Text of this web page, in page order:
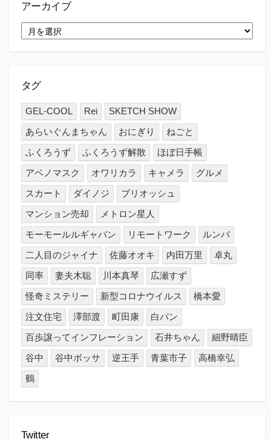
アーカイブ
ー
タグ
GEL-COOL Rei
SKETCH SHOW
あらいぐんまちゃん
おにぎり
ねごと
ふくろうず
ふくろうず解散
ほぼ日手帳
アベノマスク
オワリカラ キャメラ
グルメ
スカート
ダイノジ
ブリオッシュ
マンション売却
メトロン星人
モーモールルギャバン
リモートワーク
ルンバ
二人目のジャイナ
佐藤オオキ 内田万里
卓丸
同率
妻夫木聡 川本真琴
広瀬すず
怪奇ミステリー
新型コロナウイルス
橋本愛
注文住宅
澤部渡 町田康
白パン
百歩譲ってインフレーション
石井ちゃん
細野晴臣
谷中
谷中ボッサ 逆王手 青葉市子
高橋幸弘
鶴
Twitter